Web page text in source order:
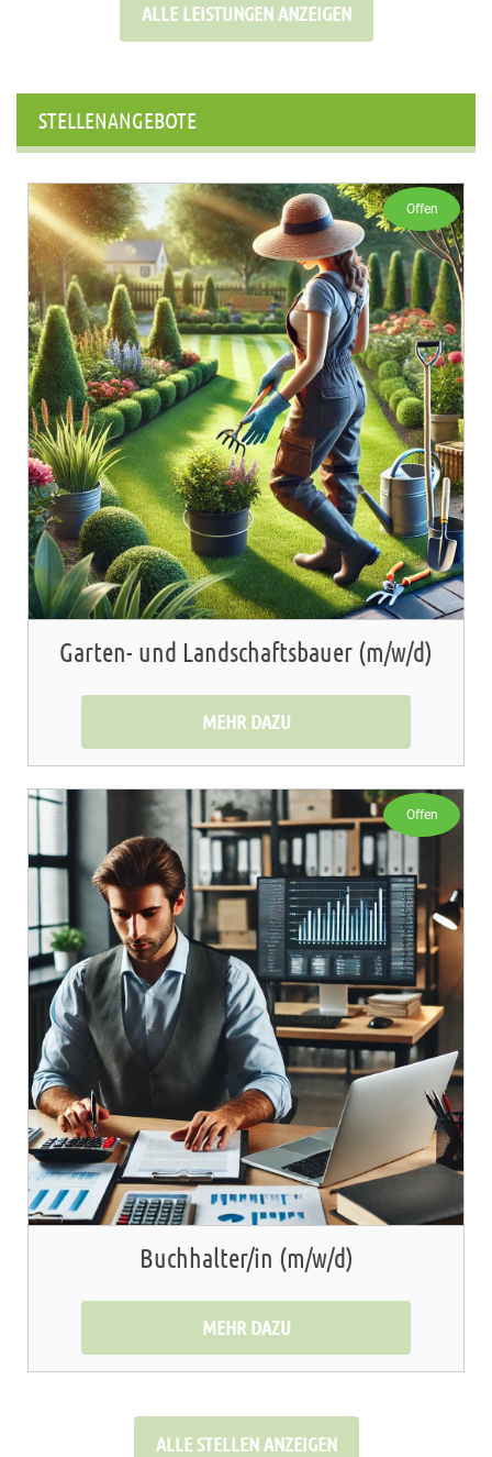
ALLE LEISTUNGEN ANZEIGEN
STELLENANGEBOTE
Garten- und Landschaftsbauer (m/w/d)
Offen
MEHR DAZU
Buchhalter/in (m/w/d)
Offen
MEHR DAZU
ALLE STELLEN ANZEIGEN